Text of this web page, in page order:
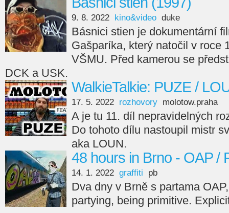
9. 8. 2022 kino&video duke
Básnici stien je dokumentární
Gašparíka, který natočil v roce
VŠMU. Před kamerou se
DCK a USK.
WalkieTalkie: PUZE /
17. 5. 2022 rozhovory molotow.praha
A je tu 11. díl nepravidelných
Do tohoto dílu nastoupil mistr
aka LOUN.
48 hours in Brno - OAP /
14. 1. 2022 graffiti pb
Dva dny v Brně s partama
partying, being primitive.